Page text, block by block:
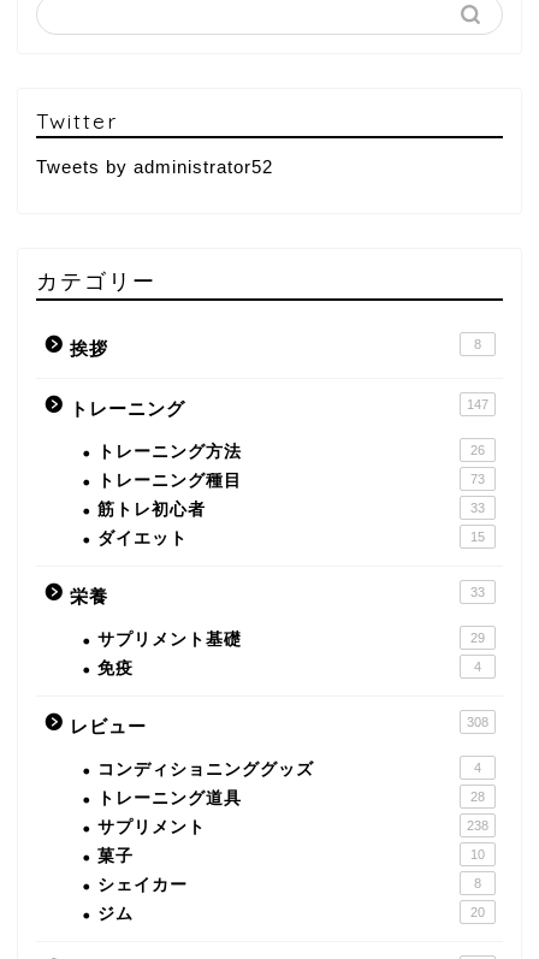
Twitter
Tweets by administrator52
カテゴリー
挨拶 8
トレーニング 147
トレーニング方法 26
トレーニング種目 73
筋トレ初心者 33
ダイエット 15
栄養 33
サプリメント基礎 29
免疫 4
レビュー 308
コンディショニンググッズ 4
トレーニング道具 28
サプリメント 238
菓子 10
シェイカー 8
ジム 20